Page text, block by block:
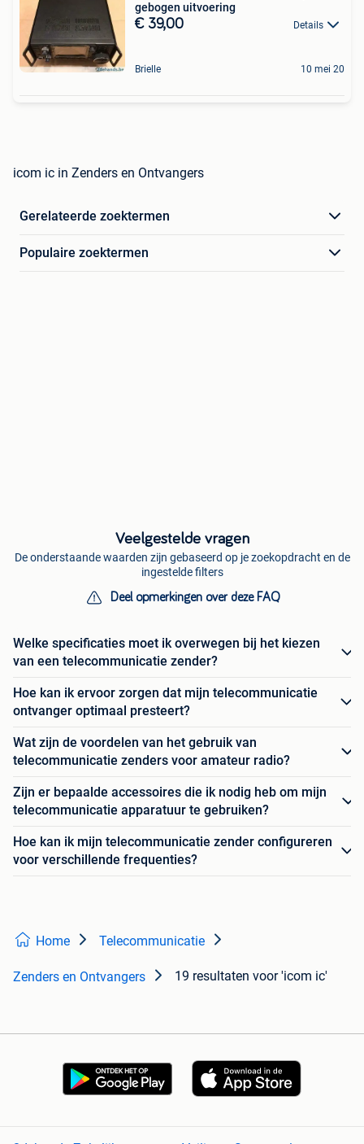
gebogen uitvoering
€ 39,00 Details
Brielle 10 mei 20
icom ic in Zenders en Ontvangers
Gerelateerde zoektermen
Populaire zoektermen
Veelgestelde vragen
De onderstaande waarden zijn gebaseerd op je zoekopdracht en de
ingestelde filters
Deel opmerkingen over deze FAQ
Welke specificaties moet ik overwegen bij het kiezen
van een telecommunicatie zender?
Hoe kan ik ervoor zorgen dat mijn telecommunicatie
ontvanger optimaal presteert?
Wat zijn de voordelen van het gebruik van
telecommunicatie zenders voor amateur radio?
Zijn er bepaalde accessoires die ik nodig heb om mijn
telecommunicatie apparatuur te gebruiken?
Hoe kan ik mijn telecommunicatie zender configureren
voor verschillende frequenties?
Home Telecommunicatie
Zenders en Ontvangers 19 resultaten voor 'icom ic'